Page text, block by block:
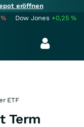
eröffnen
% Dow Jones +0,25%
ETF
Term